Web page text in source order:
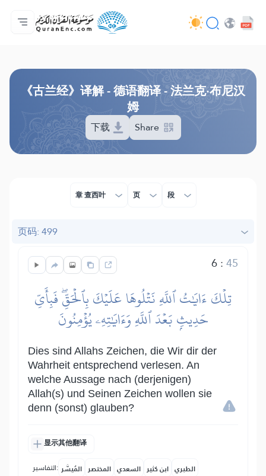
主页
译解目录
Audio
开发者服务 - API
关于此项目
联系我们
语言
《古兰经》译解 - 德语翻译 - 法兰克·布尼汉
姆
下载 Share
章 查西叶 页 段
页码: 499
6:45
تِلۡكَ ءَايَٰتُ ٱللَّهِ نَتۡلُوهَا عَلَيۡكَ بِٱلۡحَقِّۖ فَبِأَيِّ
حَدِيثِۭ بَعۡدَ ٱللَّهِ وَءَايَٰتِهِۦ يُؤۡمِنُونَ
Dies sind Allahs Zeichen, die Wir dir der
Wahrheit entsprechend verlesen. An
welche Aussage nach (derjenigen)
Allah(s) und Seinen Zeichen wollen sie
denn (sonst) glauben?
显示其他翻译
التفاسير: المُيسَّر المختصر السعدي ابن كثير الطبري